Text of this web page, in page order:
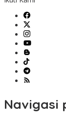
Navigasi